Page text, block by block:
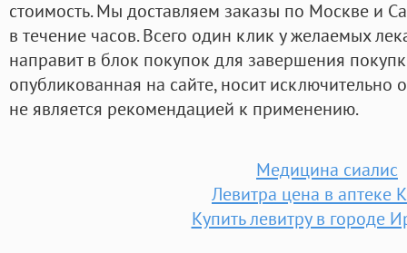
стоимость. Мы доставляем заказы по Москве и
в течение часов. Всего один клик у желаемых
направит в блок покупок для завершения
опубликованная на сайте, носит исключительно
не является рекомендацией к применению.
Медицина сиалис
Левитра цена в аптеке
Купить левитру в городе